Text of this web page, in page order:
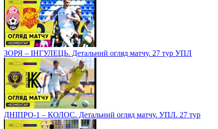
ЗОРЯ – ІНГУЛЕЦЬ. Детальний огляд матчу. 27 тур УПЛ
ДНІПРО-1 – КОЛОС. Детальний огляд матчу. УПЛ. 27 тур